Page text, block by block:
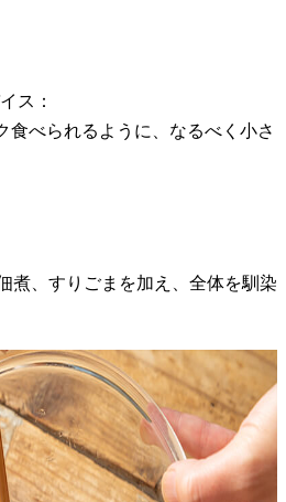
ス：
食べられるように、なるべく小さ
煮、すりごまを加え、全体を馴染